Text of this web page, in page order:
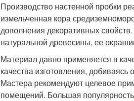
Производство настенной пробки
измельченная кора
дополнения декоративных
натуральной древесины, ее
Материал давно применяется в
качества изготовления,
Мастера рекомендуют целевое
помещений. Большая